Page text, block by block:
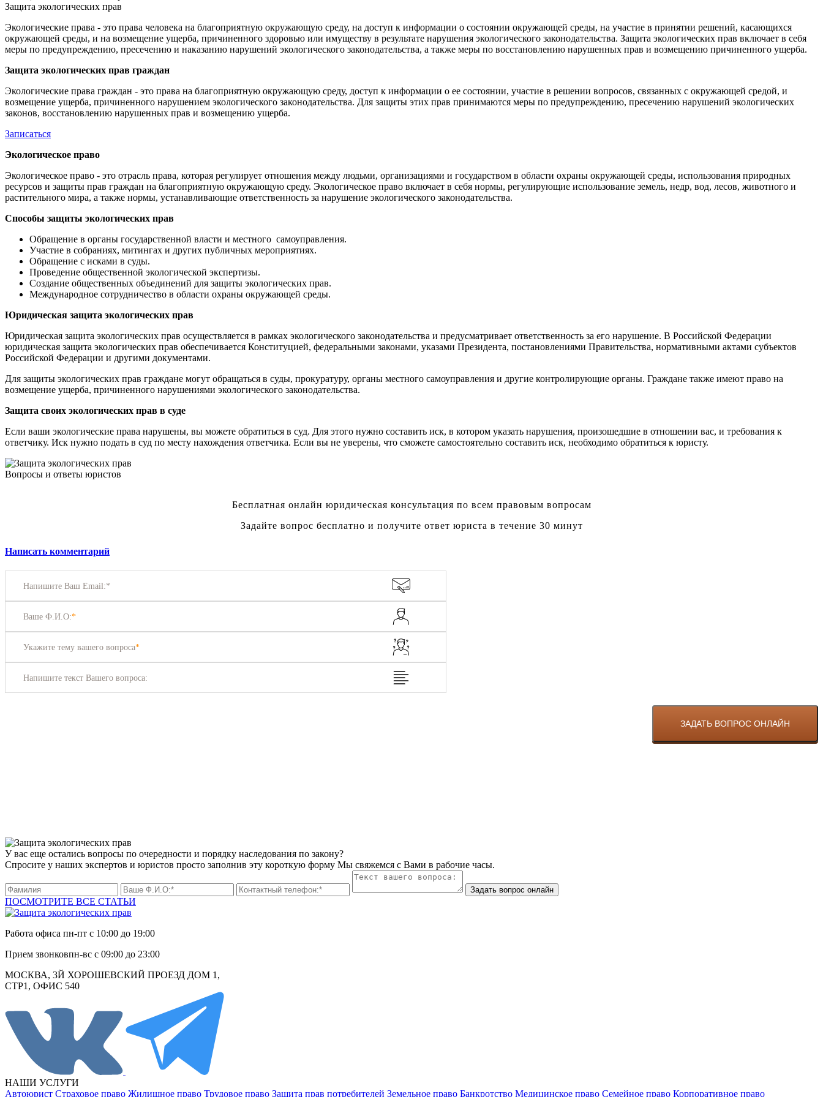
Защита экологических прав
Экологические права - это права человека на благоприятную окружающую среду, на доступ к информации о состоянии окружающей среды, на участие в принятии решений, касающихся
окружающей среды, и на возмещение ущерба, причиненного здоровью или имуществу в результате нарушения экологического законодательства. Защита экологических прав включает в себя
меры по предупреждению, пресечению и наказанию нарушений экологического законодательства, а также меры по восстановлению нарушенных прав и возмещению причиненного ущерба.
Защита экологических прав граждан
Экологические права граждан - это права на благоприятную окружающую среду, доступ к информации о ее состоянии, участие в решении вопросов, связанных с окружающей средой, и
возмещение ущерба, причиненного нарушением экологического законодательства. Для защиты этих прав принимаются меры по предупреждению, пресечению нарушений экологических
законов, восстановлению нарушенных прав и возмещению ущерба.
Записаться
Экологическое право
Экологическое право - это отрасль права, которая регулирует отношения между людьми, организациями и государством в области охраны окружающей среды, использования природных
ресурсов и защиты прав граждан на благоприятную окружающую среду. Экологическое право включает в себя нормы, регулирующие использование земель, недр, вод, лесов, животного и
растительного мира, а также нормы, устанавливающие ответственность за нарушение экологического законодательства.
Способы защиты экологических прав
Обращение в органы государственной власти и местного самоуправления.
Участие в собраниях, митингах и других публичных мероприятиях.
Обращение с исками в суды.
Проведение общественной экологической экспертизы.
Создание общественных объединений для защиты экологических прав.
Международное сотрудничество в области охраны окружающей среды.
Юридическая защита экологических прав
Юридическая защита экологических прав осуществляется в рамках экологического законодательства и предусматривает ответственность за его нарушение. В Российской Федерации
юридическая защита экологических прав обеспечивается Конституцией, федеральными законами, указами Президента, постановлениями Правительства, нормативными актами субъектов
Российской Федерации и другими документами.
Для защиты экологических прав граждане могут обращаться в суды, прокуратуру, органы местного самоуправления и другие контролирующие органы. Граждане также имеют право на
возмещение ущерба, причиненного нарушениями экологического законодательства.
Защита своих экологических прав в суде
Если ваши экологические права нарушены, вы можете обратиться в суд. Для этого нужно составить иск, в котором указать нарушения, произошедшие в отношении вас, и требования к
ответчику. Иск нужно подать в суд по месту нахождения ответчика. Если вы не уверены, что сможете самостоятельно составить иск, необходимо обратиться к юристу.
Вопросы и ответы юристов
Бесплатная онлайн юридическая консультация по всем правовым вопросам
Задайте вопрос бесплатно и получите ответ юриста в течение 30 минут
Написать комментарий
Напишите Ваш Email:*
Ваше Ф.И.О:*
Укажите тему вашего вопроса*
Напишите текст Вашего вопроса:
У вас еще остались вопросы по очередности и порядку наследования по закону?
Спросите у наших экспертов и юристов просто заполнив эту короткую форму Мы свяжемся с Вами в рабочие часы.
Задать вопрос онлайн
ПОСМОТРИТЕ ВСЕ СТАТЬИ
Работа офиса пн-пт с 10:00 до 19:00
Прием звонковпн-вс с 09:00 до 23:00
МОСКВА, 3Й ХОРОШЕВСКИЙ ПРОЕЗД ДОМ 1,
СТР1, ОФИС 540
НАШИ УСЛУГИ
Автоюрист Страховое право Жилищное право Трудовое право Защита прав потребителей Земельное право Банкротство Медицинское право Семейное право Корпоративное право